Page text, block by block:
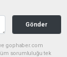
Gönder
gophaber.com
sorumluluğu tek